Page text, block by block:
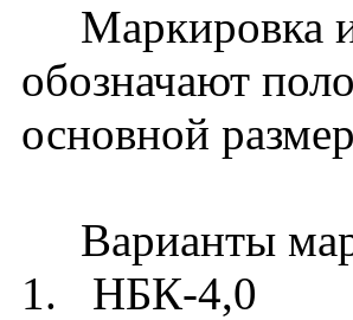
Маркировка
обозначают
основной
Варианты
1. НБК-4,0